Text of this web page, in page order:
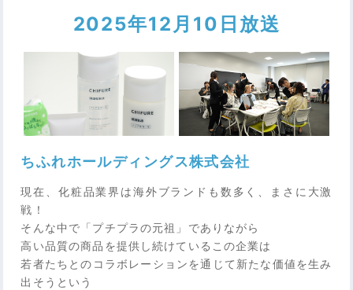
2025年12月10日放送
ちふれホールディングス株式会社
現在、化粧品業界は海外ブランドも数多く、まさに大激
戦！
そんな中で「プチプラの元祖」でありながら
高い品質の商品を提供し続けているこの企業は
若者たちとのコラボレーションを通じて新たな価値を生み
出そうという